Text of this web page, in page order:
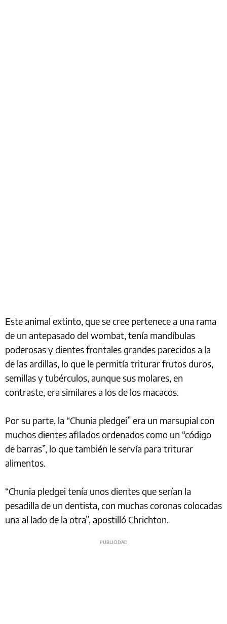
Este animal extinto, que se cree pertenece a una rama
de un antepasado del wombat, tenía mandíbulas
poderosas y dientes frontales grandes parecidos a la
de las ardillas, lo que le permitía triturar frutos duros,
semillas y tubérculos, aunque sus molares, en
contraste, era similares a los de los macacos.
Por su parte, la “Chunia pledgei” era un marsupial con
muchos dientes afilados ordenados como un “código
de barras”, lo que también le servía para triturar
alimentos.
“Chunia pledgei tenía unos dientes que serían la
pesadilla de un dentista, con muchas coronas colocadas
una al lado de la otra”, apostilló Chrichton.